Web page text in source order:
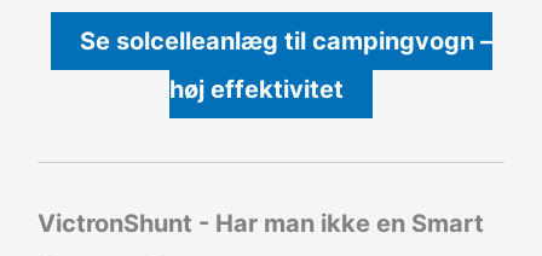
Se solcelleanlæg til campingvogn –
høj effektivitet
VictronShunt - Har man ikke en Smart